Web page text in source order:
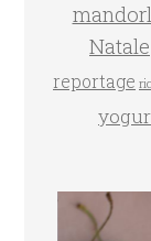
Natale
reportage